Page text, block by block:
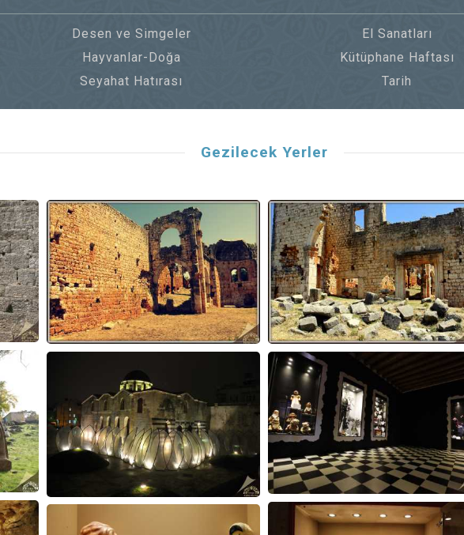
Desen ve Simgeler El Sanatları
Hayvanlar-Doğa Kütüphane Haftası
Seyahat Hatırası Tarih
Gezilecek Yerler